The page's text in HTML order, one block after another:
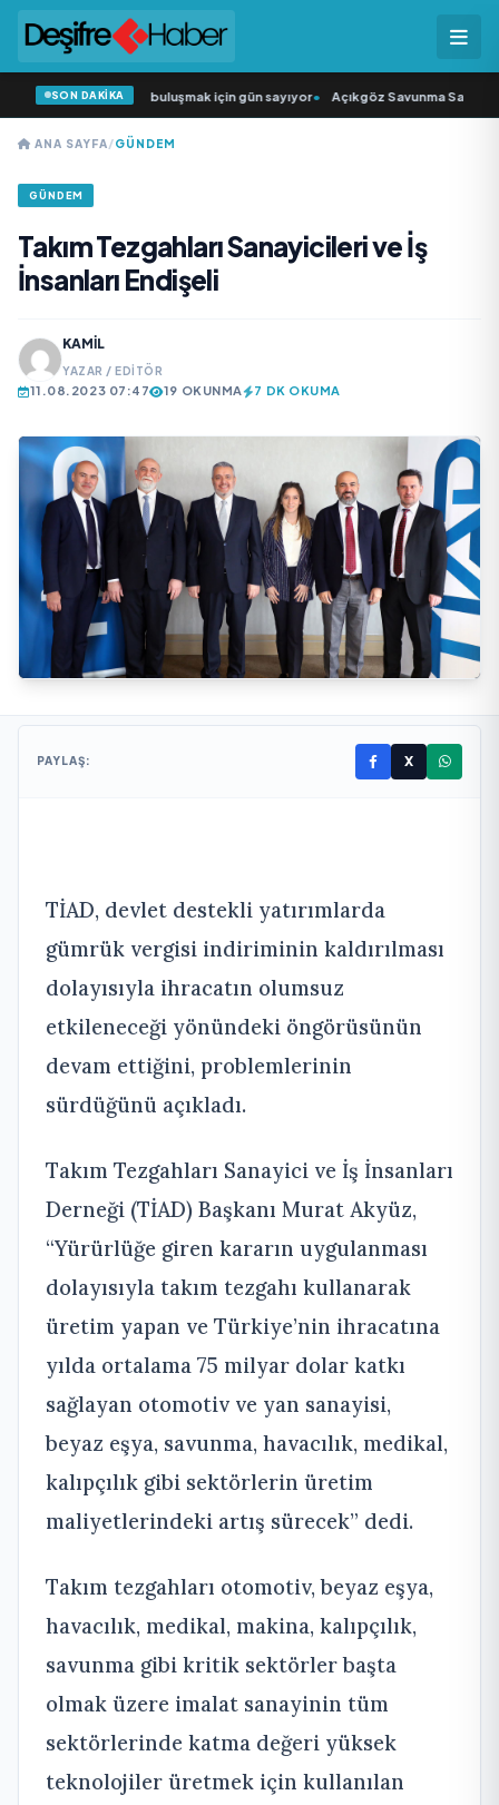
SON DAKİKA
seyircisiyle buluşmak için gün sayıyor• Açıkgöz Savunma Sanayi AŞ
ANA SAYFA/GÜNDEM
GÜNDEM
Takım Tezgahları Sanayicileri ve İş
İnsanları Endişeli
KAMIL
YAZAR / EDITÖR
11.08.2023 07:47 19 OKUNMA 7 DK OKUMA
PAYLAŞ: X
TİAD, devlet destekli yatırımlarda
gümrük vergisi indiriminin kaldırılması
dolayısıyla ihracatın olumsuz
etkileneceği yönündeki öngörüsünün
devam ettiğini, problemlerinin
sürdüğünü açıkladı.
Takım Tezgahları Sanayici ve İş İnsanları
Derneği (TİAD) Başkanı Murat Akyüz,
“Yürürlüğe giren kararın uygulanması
dolayısıyla takım tezgahı kullanarak
üretim yapan ve Türkiye’nin ihracatına
yılda ortalama 75 milyar dolar katkı
sağlayan otomotiv ve yan sanayisi,
beyaz eşya, savunma, havacılık, medikal,
kalıpçılık gibi sektörlerin üretim
maliyetlerindeki artış sürecek” dedi.
Takım tezgahları otomotiv, beyaz eşya,
havacılık, medikal, makina, kalıpçılık,
savunma gibi kritik sektörler başta
olmak üzere imalat sanayinin tüm
sektörlerinde katma değeri yüksek
teknolojiler üretmek için kullanılan